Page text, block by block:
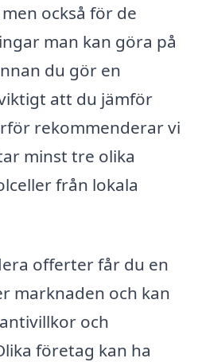
också för de
man kan göra på
du gör en
att du jämför
rekommenderar vi
minst tre olika
från lokala
offerter får du en
marknaden och kan
och
företag kan ha